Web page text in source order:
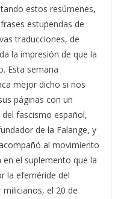
estos resúmenes,
estupendas de
traducciones, de
la impresión de que la
Esta semana
mejor dicho si nos
páginas con un
fascismo español,
de la Falange, y
al movimiento
en el suplemento que la
la efeméride del
el 20 de